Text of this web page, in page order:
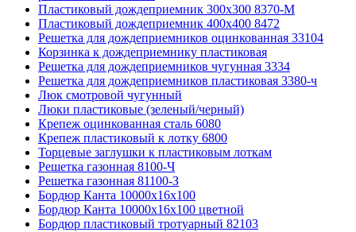
Пластиковый дождеприемник 300x300 8370-М
Пластиковый дождеприемник 400x400 8472
Решетка для дождеприемников оцинкованная 33104
Корзинка к дождеприемнику пластиковая
Решетка для дождеприемников чугунная 3334
Решетка для дождеприемников пластиковая 3380-ч
Люк смотровой чугунный
Люки пластиковые (зеленый/черный)
Крепеж оцинкованная сталь 6080
Крепеж пластиковый к лотку 6800
Торцевые заглушки к пластиковым лоткам
Решетка газонная 8100-Ч
Решетка газонная 81100-З
Бордюр Канта 10000x16x100
Бордюр Канта 10000x16x100 цветной
Бордюр пластиковый тротуарный 82103